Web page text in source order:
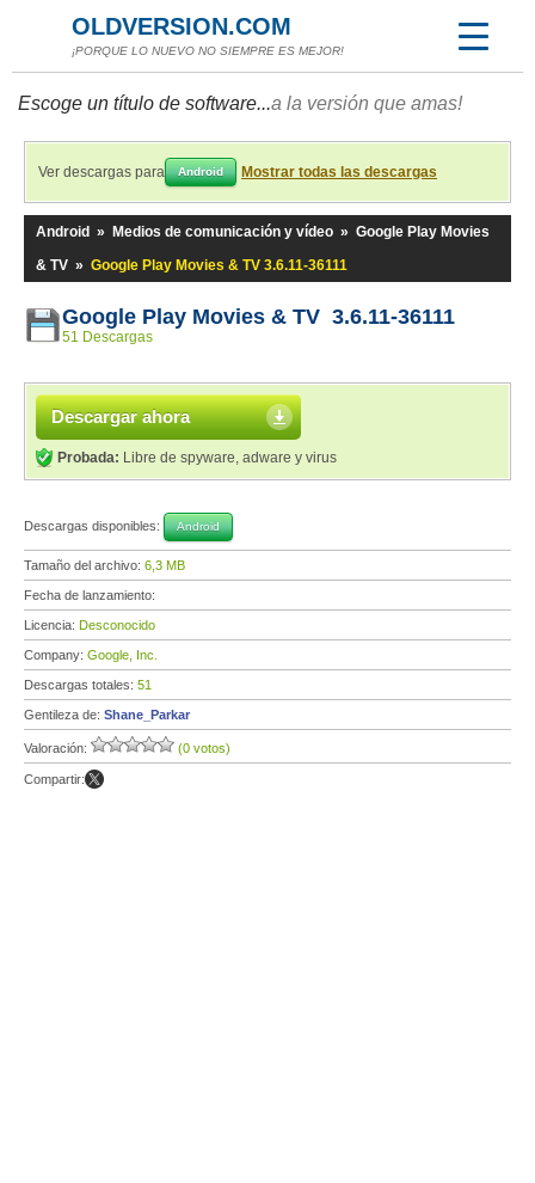
OLDVERSION.COM
¡PORQUE LO NUEVO NO SIEMPRE ES MEJOR!
Escoge un título de software...a la versión que amas!
Ver descargas para Android Mostrar todas las descargas
Android » Medios de comunicación y vídeo » Google Play Movies
& TV » Google Play Movies & TV 3.6.11-36111
Google Play Movies & TV 3.6.11-36111
51 Descargas
Descargar ahora
Probada: Libre de spyware, adware y virus
Descargas disponibles: Android
Tamaño del archivo: 6,3 MB
Fecha de lanzamiento:
Licencia: Desconocido
Company: Google, Inc.
Descargas totales: 51
Gentileza de: Shane_Parkar
Valoración: (0 votos)
Compartir: